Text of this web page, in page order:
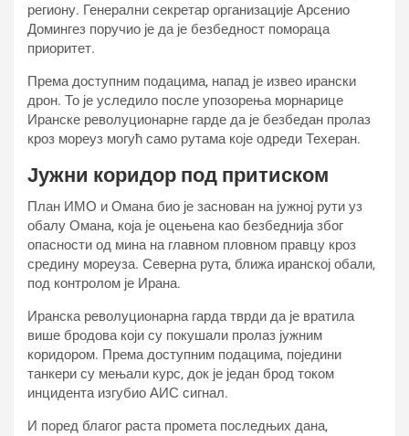
региону. Генерални секретар организације Арсенио
Домингез поручио је да је безбедност помораца
приоритет.
Према доступним подацима, напад је извео ирански
дрон. То је уследило после упозорења морнарице
Иранске револуционарне гарде да је безбедан пролаз
кроз мореуз могућ само рутама које одреди Техеран.
Јужни коридор под притиском
План ИМО и Омана био је заснован на јужној рути уз
обалу Омана, која је оцењена као безбеднија због
опасности од мина на главном пловном правцу кроз
средину мореуза. Северна рута, ближа иранској обали,
под контролом је Ирана.
Иранска револуционарна гарда тврди да је вратила
више бродова који су покушали пролаз јужним
коридором. Према доступним подацима, поједини
танкери су мењали курс, док је један брод током
инцидента изгубио АИС сигнал.
И поред благог раста промета последњих дана,